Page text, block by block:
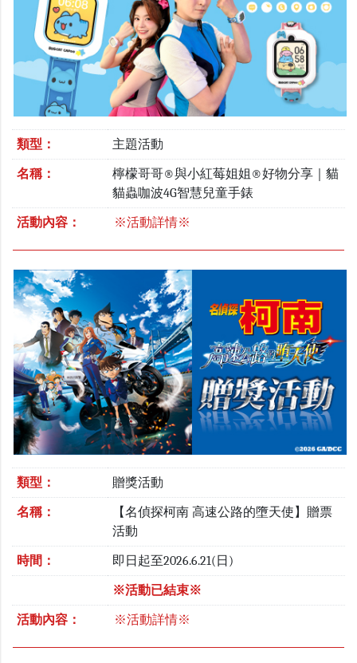
類型： 主題活動
名稱：
檸檬哥哥®與小紅莓姐姐®好物分享｜貓
貓蟲咖波4G智慧兒童手錶
活動內容： ※活動詳情※
類型： 贈獎活動
名稱：
【名偵探柯南 高速公路的墮天使】贈票
活動
時間： 即日起至2026.6.21(日)
※活動已結束※
活動內容： ※活動詳情※